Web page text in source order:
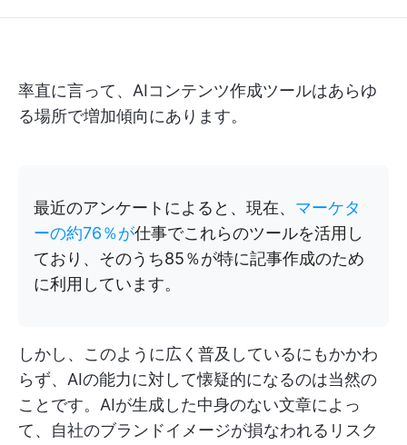
率直に言って、AIコンテンツ作成ツールはあらゆ
る場所で増加傾向にあります。
最近のアンケートによると、現在、 マーケタ
ーの約76％が仕事でこれらのツールを活用し
ており、そのうち85％が特に記事作成のため
に利用しています。
しかし、このように広く普及しているにもかかわ
らず、AIの能力に対して懐疑的になるのは当然の
ことです。AIが生成した中身のない文章によっ
て、自社のブランドイメージが損なわれるリスク